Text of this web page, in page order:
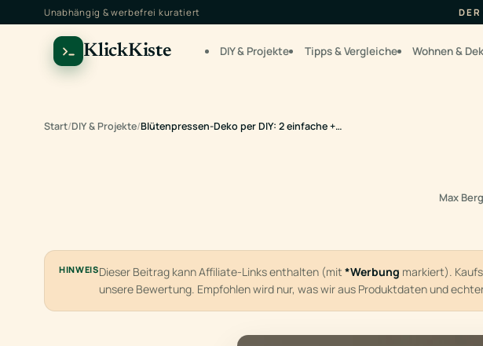
Unabhängig & werbefrei kuratiert
KlickKiste DIY & Projekte Tipps & Vergleiche Wohnen &
Start/DIY & Projekte/Blütenpressen-Deko per DIY: 2 einfache +…
Max
HINWEISDieser Beitrag kann Affiliate-Links enthalten (mit *Werbung markiert).
unsere Bewertung. Empfohlen wird nur, was wir aus Produktdaten und